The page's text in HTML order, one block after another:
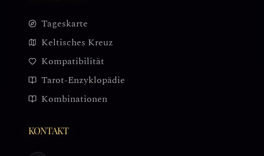
Tageskarte
Keltisches Kreuz
Kompatibilität
Tarot-Enzyklopädie
Kombinationen
KONTAKT